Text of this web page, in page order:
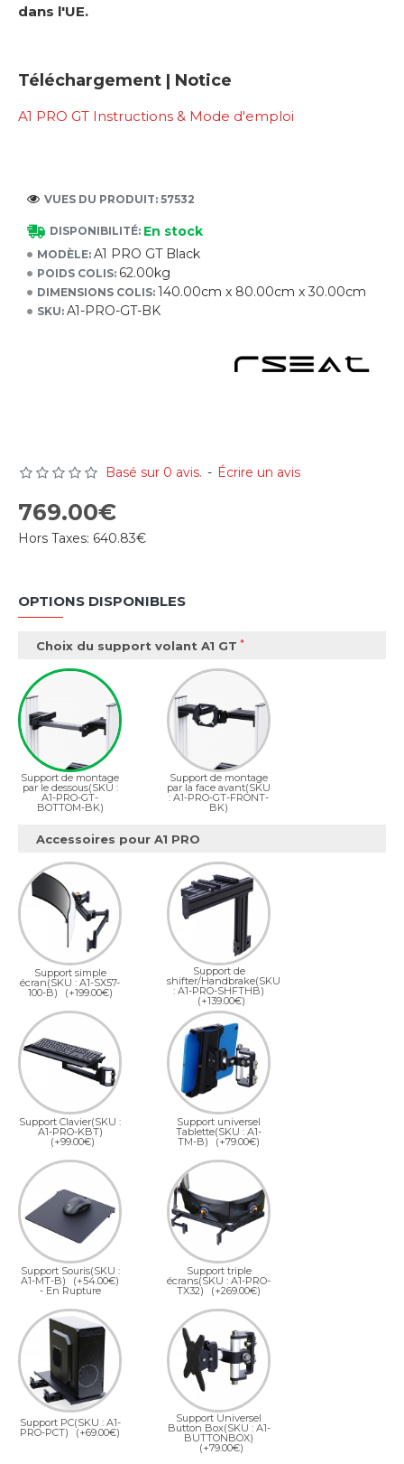
dans l'UE.
Téléchargement | Notice
A1 PRO GT Instructions & Mode d'emploi
DISPONIBILITÉ: En stock
MODÈLE: A1 PRO GT Black
POIDS COLIS: 62.00kg
DIMENSIONS COLIS: 140.00cm x 80.00cm x 30.00cm
SKU: A1-PRO-GT-BK
VUES DU PRODUIT: 57532
Basé sur 0 avis. - Écrire un avis
769.00€
Hors Taxes: 640.83€
OPTIONS DISPONIBLES
Choix du support volant A1 GT
Support de montage
par le dessous(SKU :
A1-PRO-GT-
BOTTOM-BK)
Support de montage
par la face avant(SKU
: A1-PRO-GT-FRONT-
BK)
Accessoires pour A1 PRO
Support simple
écran(SKU : A1-SX57-
100-B) (+199.00€)
Support de
shifter/Handbrake(SKU
: A1-PRO-SHFTHB)
(+139.00€)
Support Clavier(SKU :
A1-PRO-KBT)
(+99.00€)
Support universel
Tablette(SKU : A1-
TM-B) (+79.00€)
Support Souris(SKU :
A1-MT-B) (+54.00€)
- En Rupture
Support triple
écrans(SKU : A1-PRO-
TX32) (+269.00€)
Support PC(SKU : A1-
PRO-PCT) (+69.00€)
Support Universel
Button Box(SKU : A1-
BUTTONBOX)
(+79.00€)